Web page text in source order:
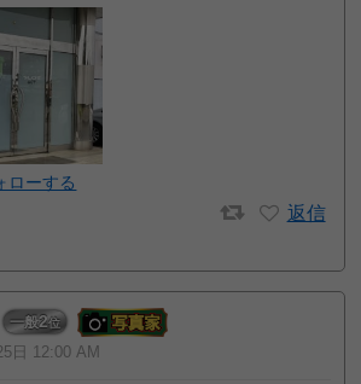
ローする
返信
一般2位
日 12:00 AM